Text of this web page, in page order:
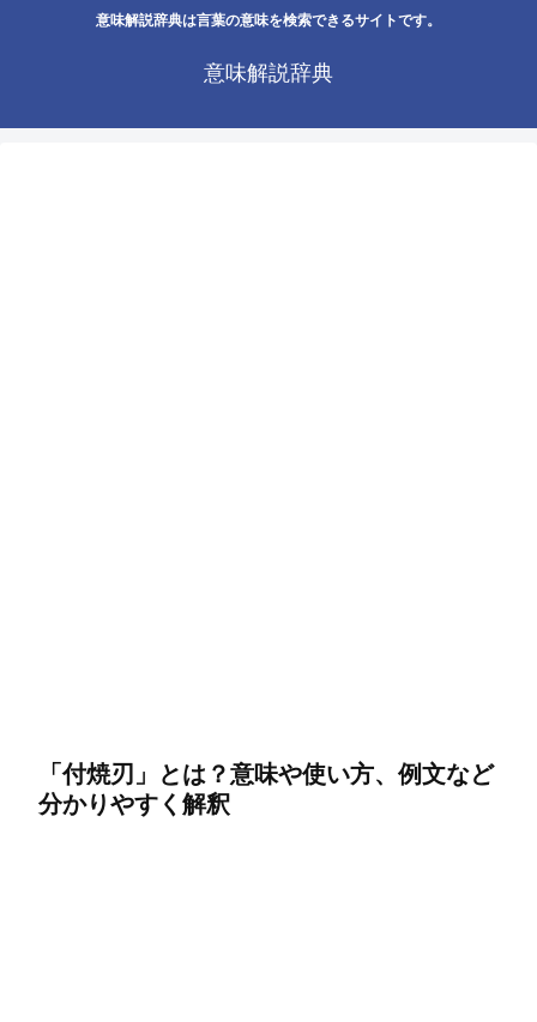
意味解説辞典は言葉の意味を検索できるサイトです。
意味解説辞典
「付焼刃」とは？意味や使い方、例文など
分かりやすく解釈